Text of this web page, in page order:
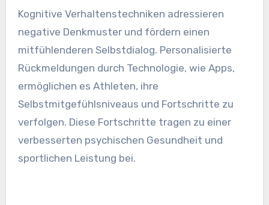
Feedback. Diese Methoden verbessern die
emotionale Resilienz und Leistung bei
Profiathleten. Zum Beispiel helfen
Achtsamkeitspraktiken Athleten, Bewusstsein
und Akzeptanz ihrer Gedanken und Gefühle zu
kultivieren und Selbstkritik zu reduzieren.
Kognitive Verhaltenstechniken adressieren
negative Denkmuster und fördern einen
mitfühlenderen Selbstdialog. Personalisierte